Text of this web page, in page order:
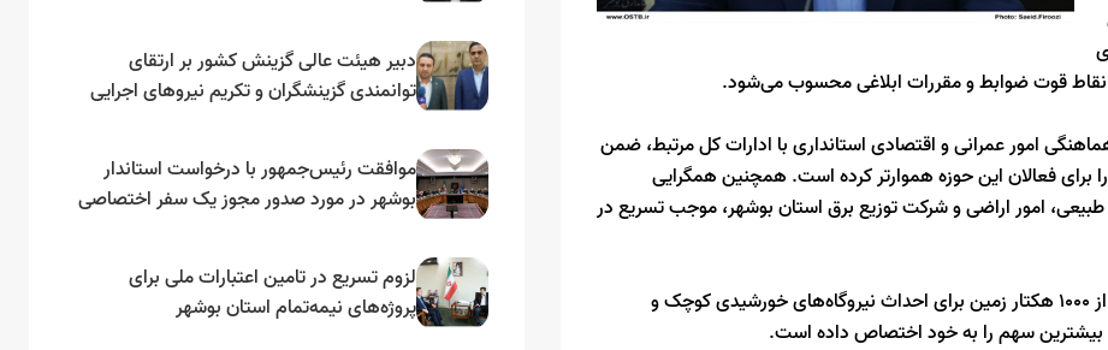
نقاط قوت ضوابط و مقررات ابلاغی محسوب می‌شود.
امور عمرانی و اقتصادی استانداری با ادارات کل مرتبط، ضمن
برای فعالان این حوزه هموارتر کرده است. همچنین همگرایی
امور اراضی و شرکت توزیع برق استان بوشهر، موجب تسریع در
معاون استاندار بوشهر تصریح کرد: در هفت ماه گذشته بیش از ۱۰۰۰ هکتار زمین برای احداث نیروگاه‌های خورشیدی کوچک و
سهم را به خود اختصاص داده است.
دبیر هیئت عالی گزینش کشور بر ارتقای
توانمندی گزینشگران و تکریم نیروهای اجرایی
موافقت رئیس‌جمهور با درخواست استاندار
بوشهر در مورد صدور مجوز یک سفر اختصاصی
لزوم تسریع در تامین اعتبارات ملی برای
پروژه‌های نیمه‌تمام استان بوشهر